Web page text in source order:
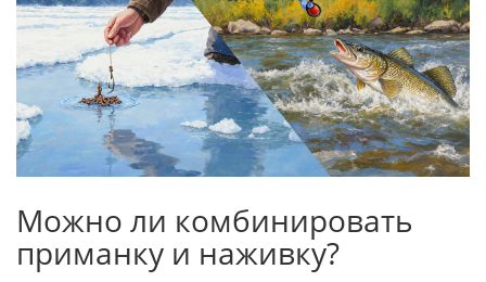
Можно ли комбинировать
приманку и наживку?